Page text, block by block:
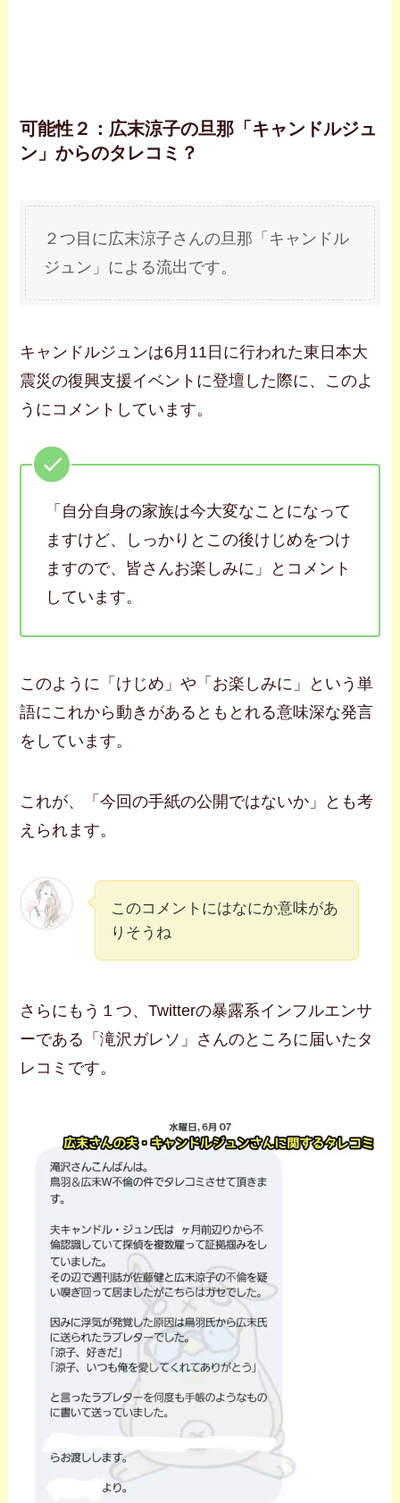
可能性２：広末涼子の旦那「キャンドルジュ
ン」からのタレコミ？
２つ目に広末涼子さんの旦那「キャンドル
ジュン」による流出です。
キャンドルジュンは6月11日に行われた東日本大
震災の復興支援イベントに登壇した際に、このよ
うにコメントしています。
「自分自身の家族は今大変なことになって
ますけど、しっかりとこの後けじめをつけ
ますので、皆さんお楽しみに」とコメント
しています。
このように「けじめ」や「お楽しみに」という単
語にこれから動きがあるともとれる意味深な発言
をしています。
これが、「今回の手紙の公開ではないか」とも考
えられます。
このコメントにはなにか意味があ
りそうね
さらにもう１つ、Twitterの暴露系インフルエンサ
ーである「滝沢ガレソ」さんのところに届いたタ
レコミです。